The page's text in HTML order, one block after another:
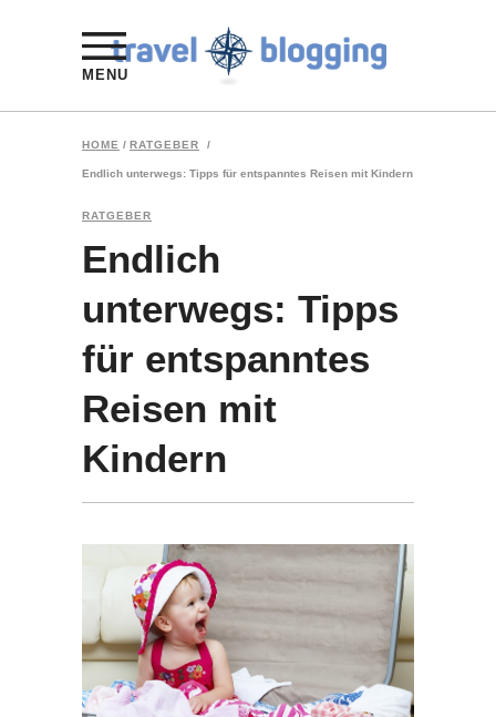
MENU
HOME / RATGEBER /
Endlich unterwegs: Tipps für entspanntes Reisen mit Kindern
RATGEBER
Endlich
unterwegs: Tipps
für entspanntes
Reisen mit
Kindern